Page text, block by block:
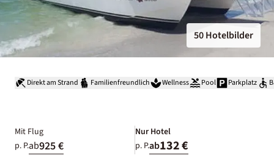
50 Hotelbilder
Direkt am Strand Familienfreundlich Wellness Pool Parkplatz
Mit Flug
p. P.ab925 €
Nur Hotel
p. P.ab132 €